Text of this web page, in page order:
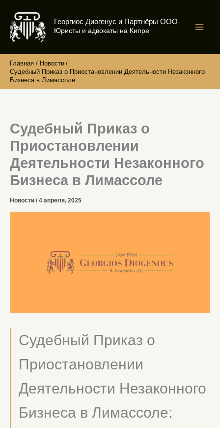
содержимому
Георгиос Диогенус и Партнёры ООО
Юристы и адвокаты на Кипре
Главная
Новости
Судебный Приказ о Приостановлении Деятельности Незаконного
Бизнеса в Лимассоле
Судебный Приказ о
Приостановлении
Деятельности Незаконного
Бизнеса в Лимассоле
Новости / 4 апреля, 2025
Судебный Приказ о
Приостановлении
Деятельности Незаконного
Бизнеса в Лимассоле: